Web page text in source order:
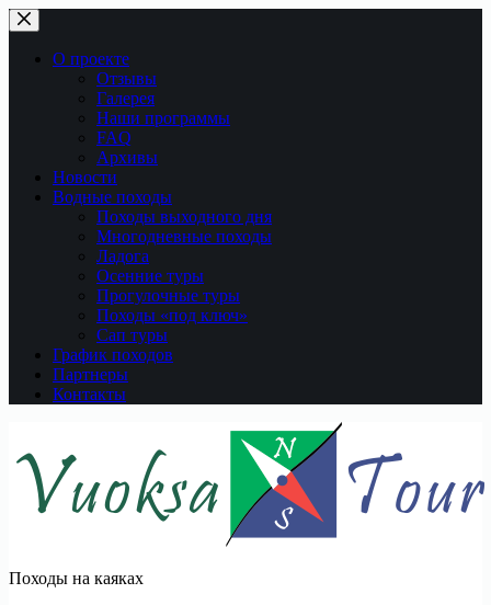
Перейти
к
сути
О проекте
Отзывы
Галерея
Наши программы
FAQ
Архивы
Новости
Водные походы
Походы выходного дня
Многодневные походы
Ладога
Осенние туры
Прогулочные туры
Походы «под ключ»
Сап туры
График походов
Партнеры
Контакты
Походы на каяках